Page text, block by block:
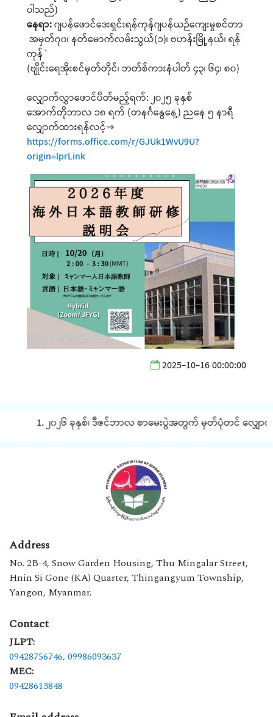
ပါသည်)
နေရာ:ဂျပန်ဖောင်ဒေးရှင်းရန်ကုန်ဂျပန်ယဉ်ကျေးမှုစင်တာ
အမှတ်၇၀၊ နတ်မောက်လမ်းသွယ်(၁)၊ ဗဟန်းမြို့နယ်၊ ရန်
ကုန်`
(ဗျိုင်းရေအိုးစင်မှတ်တိုင်၊ ဘတ်စ်ကားနံပါတ် ၄၃၊ ၆၄၊ ၈၀)
လျှောက်လွှာဖောင်ပိတ်မည့်ရက်: ၂၀၂၅ ခုနှစ်
‌အောက်တိုဘာလ ၁၈ ရက် (တနင်္ဂနွေနေ့) ညနေ ၅ နာရီ
လျှောက်ထားရန်လင့်⇒
https://forms.office.com/r/GJUk1WvU9U?
origin=lprLink
2025-10-16 00:00:00
1. ၂၀၂၆ ခုနှစ်၊ ဒီဇင်ဘာလ စာမေးပွဲအတွက် မှတ်ပုံတင် လျှောက်ထ
Address
No. 2B-4, Snow Garden Housing, Thu Mingalar Street,
Hnin Si Gone (KA) Quarter, Thingangyum Township,
Yangon, Myanmar.
Contact
JLPT:
09428756746, 09986093637
MEC:
09428613848